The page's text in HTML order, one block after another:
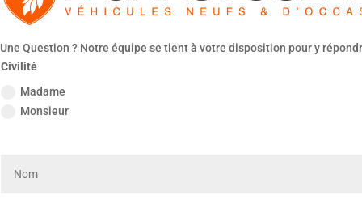
Une Question ? Notre équipe se tient à votre disposition pour y
Civilité
Madame
Monsieur